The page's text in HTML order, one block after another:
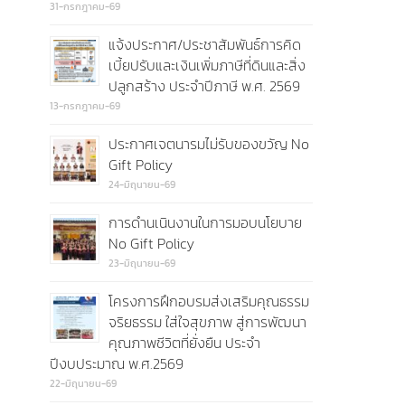
31-กรกฎาคม-69
แจ้งประกาศ/ประชาสัมพันธ์การคิด
เบี้ยปรับและเงินเพิ่มภาษีที่ดินและสิ่ง
ปลูกสร้าง ประจำปีภาษี พ.ศ. 2569
13-กรกฎาคม-69
ประกาศเจตนารมไม่รับของขวัญ No
Gift Policy
24-มิถุนายน-69
การดำนเนินงานในการมอบนโยบาย
No Gift Policy
23-มิถุนายน-69
โครงการฝึกอบรมส่งเสริมคุณธรรม
จริยธรรม ใส่ใจสุขภาพ สู่การพัฒนา
คุณภาพชีวิตที่ยั่งยืน ประจำ
ปีงบประมาณ พ.ศ.2569
22-มิถุนายน-69